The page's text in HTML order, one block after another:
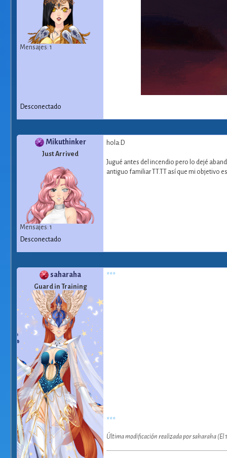
Mensajes: 1
Desconectado
Mikuthinker
Just Arrived
Mensajes: 1
hola:D
Jugué antes del incendio pero lo dejé
antiguo familiar TT.TT así que mi objetivo
Desconectado
saharaha
Guard in Training
***
***
Última modificación realizada por saharaha (El